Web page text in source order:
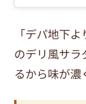
「デパ地下
のデリ風サラ
るから味が濃